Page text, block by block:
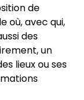
de
où, avec qui,
des
un
lieux ou ses